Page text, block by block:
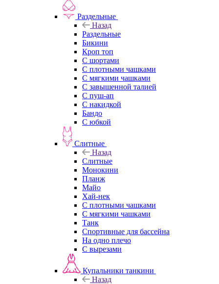
Раздельные
Назад
Раздельные
Бикини
Кроп топ
С шортами
С плотными чашками
С мягкими чашками
С завышенной талией
С пуш-ап
С накидкой
Бандо
С юбкой
Слитные
Назад
Слитные
Монокини
Планж
Майо
Хай-нек
С плотными чашками
С мягкими чашками
Танк
Спортивные для бассейна
На одно плечо
С вырезами
Купальники танкини
Назад